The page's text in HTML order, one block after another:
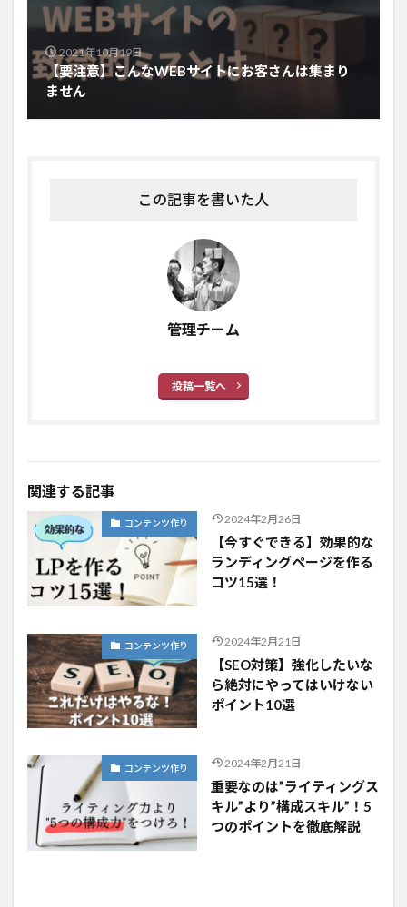
2021年10月19日
【要注意】こんなWEBサイトにお客さんは集まり
ません
この記事を書いた人
管理チーム
投稿一覧へ
関連する記事
コンテンツ作り 2024年2月26日
【今すぐできる】効果的な
ランディングページを作る
コツ15選！
コンテンツ作り 2024年2月21日
【SEO対策】強化したいな
ら絶対にやってはいけない
ポイント10選
コンテンツ作り 2024年2月21日
重要なのは”ライティングス
キル”より”構成スキル”！5
つのポイントを徹底解説